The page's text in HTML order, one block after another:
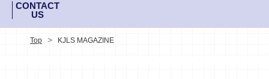
CONTACT
US
Top KJLS MAGAZINE